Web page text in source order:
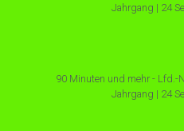
Jahrgang | 24
90 Minuten und mehr - Lfd.-
Jahrgang | 24